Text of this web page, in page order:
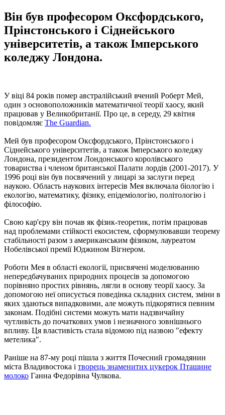
Він був професором Оксфордського,
Прінстонського і Сіднейського
університетів, а також Імперського
коледжу Лондона.
У віці 84 років помер австралійський вчений Роберт Мей,
один з основоположників математичної теорії хаосу, який
працював у Великобританії. Про це, в середу, 29 квітня
повідомляє The Guardian.
Мей був професором Оксфордського, Прінстонського і
Сіднейського університетів, а також Імперського коледжу
Лондона, президентом Лондонського королівського
товариства і членом британської Палати лордів (2001-2017). У
1996 році він був посвячений у лицарі за заслуги перед
наукою. Область наукових інтересів Мея включала біологію і
екологію, математику, фізику, епідеміологію, політологію і
філософію.
Свою кар'єру він почав як фізик-теоретик, потім працював
над проблемами стійкості екосистем, сформулювавши теорему
стабільності разом з американським фізиком, лауреатом
Нобелівської премії Юджином Вігнером.
Роботи Мея в області екології, присвячені моделюванню
непередбачуваних природних процесів за допомогою
порівняно простих рівнянь, лягли в основу теорії хаосу. За
допомогою неї описується поведінка складних систем, зміни в
яких здаються випадковими, але можуть підкорятися певним
законам. Подібні системи можуть мати надзвичайну
чутливість до початкових умов і незначного зовнішнього
впливу. Ця властивість стала відомою під назвою "ефекту
метелика".
Раніше на 87-му році пішла з життя Почесний громадянин
міста Владивостока і творець знаменитих цукерок Пташине
молоко Ганна Федорівна Чулкова.